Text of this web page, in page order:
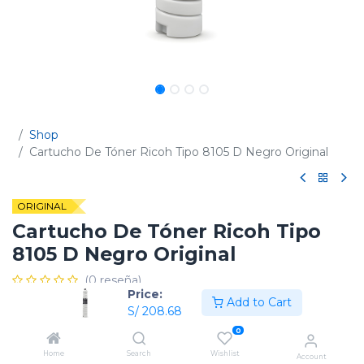
Price:
S/ 208.68
Add to Cart
Home Search
0
Wishlist Account
Shop
Cartucho De Tóner Ricoh Tipo 8105 D Negro Original
ORIGINAL
Cartucho De Tóner Ricoh Tipo
8105 D Negro Original
(0 reseña)
841354 / 885340 / 885341 / 480-0064